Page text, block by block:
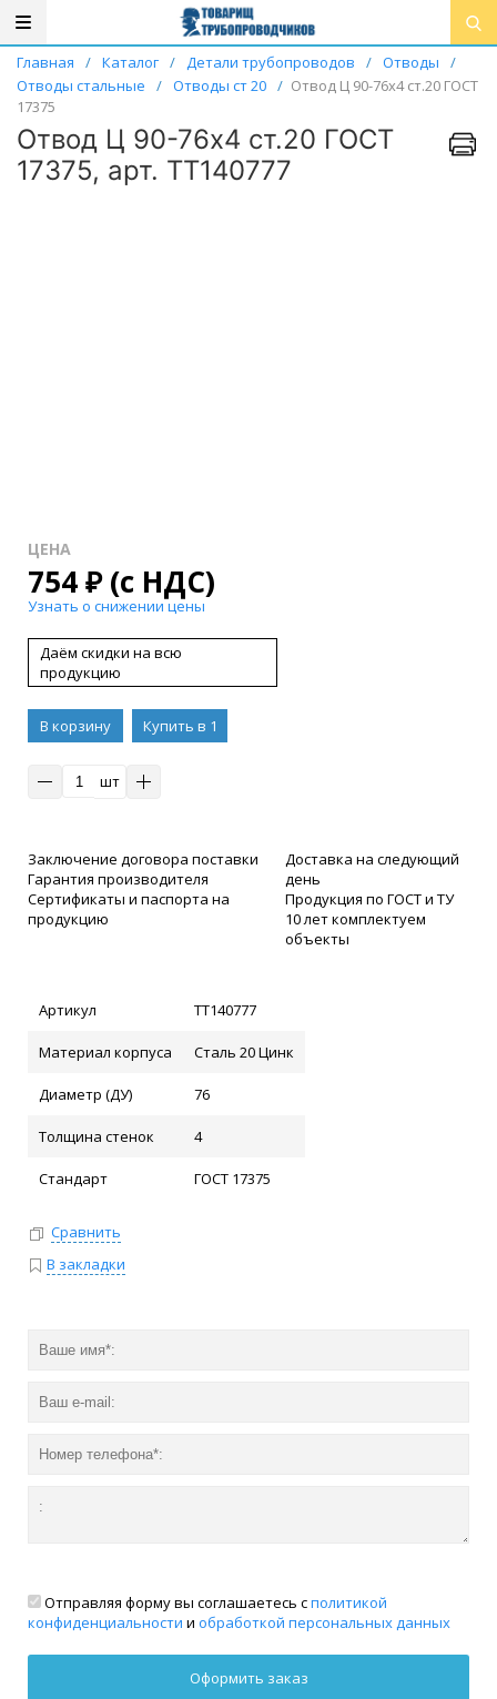
Главная / Каталог / Детали трубопроводов / Отводы
/
Отводы стальные
/ Отводы ст 20 / Отвод Ц 90-76х4 ст.20 ГОСТ
17375
Отвод Ц 90-76х4 ст.20 ГОСТ
17375, арт. ТТ140777
ЦЕНА
754₽(с НДС)
Узнать о снижении цены
Даём скидки на всю
продукцию
В корзину
Купить в 1
шт
Заключение договора поставки
Гарантия производителя
Сертификаты и паспорта на
продукцию
Доставка на следующий
день
Продукция по ГОСТ и ТУ
10 лет комплектуем
объекты
Артикул ТТ140777
Материал корпуса Сталь 20 Цинк
Диаметр (ДУ) 76
Толщина стенок 4
Стандарт ГОСТ 17375
Сравнить
В закладки
Отправляя форму вы соглашаетесь сполитикой
конфиденциальности и обработкой персональных данных